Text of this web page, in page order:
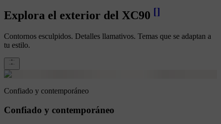
Explora el exterior del XC90 []
Contornos esculpidos. Detalles llamativos. Temas que se adaptan a
tu estilo.
Confiado y contemporáneo
Confiado y contemporáneo